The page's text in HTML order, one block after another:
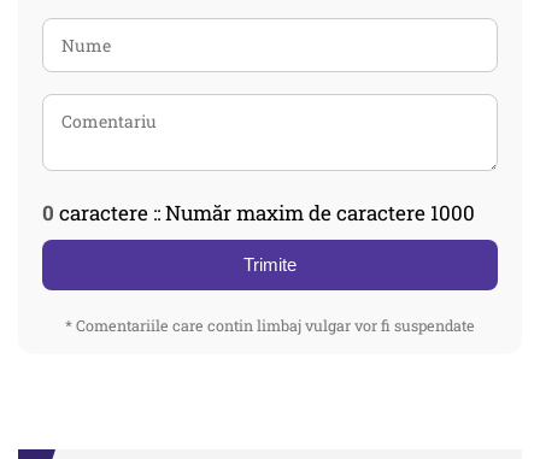
0 caractere :: Număr maxim de caractere 1000
Trimite
* Comentariile care contin limbaj vulgar vor fi suspendate